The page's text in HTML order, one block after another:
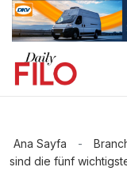
Ana Sayfa -
sind die fünf